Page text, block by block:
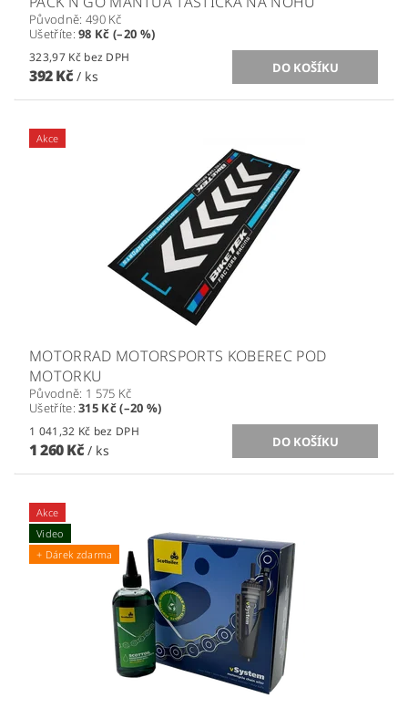
Původně: 490 Kč
Ušetříte:98 Kč (–20 %)
323,97 Kč bez DPH
392 Kč / ks
Akce
MOTORRAD MOTORSPORTS KOBEREC POD
MOTORKU
Původně: 1 575 Kč
Ušetříte:315 Kč (–20 %)
1 041,32 Kč bez DPH
1 260 Kč / ks
Akce
Video
+ Dárek zdarma